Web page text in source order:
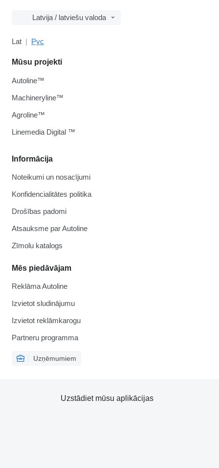
Latvija / latviešu valoda
Lat Рус
Informācija
Noteikumi un nosacījumi
Konfidencialitātes politika
Drošības padomi
Atsauksme par Autoline
Zīmolu katalogs
Mēs piedāvājam
Reklāma Autoline
Izvietot sludinājumu
Izvietot reklāmkarogu
Partneru programma
Uzņēmumiem
Mūsu projekti
Autoline™
Machineryline™
Agroline™
Linemedia Digital ™
Uzstādiet mūsu aplikācijas